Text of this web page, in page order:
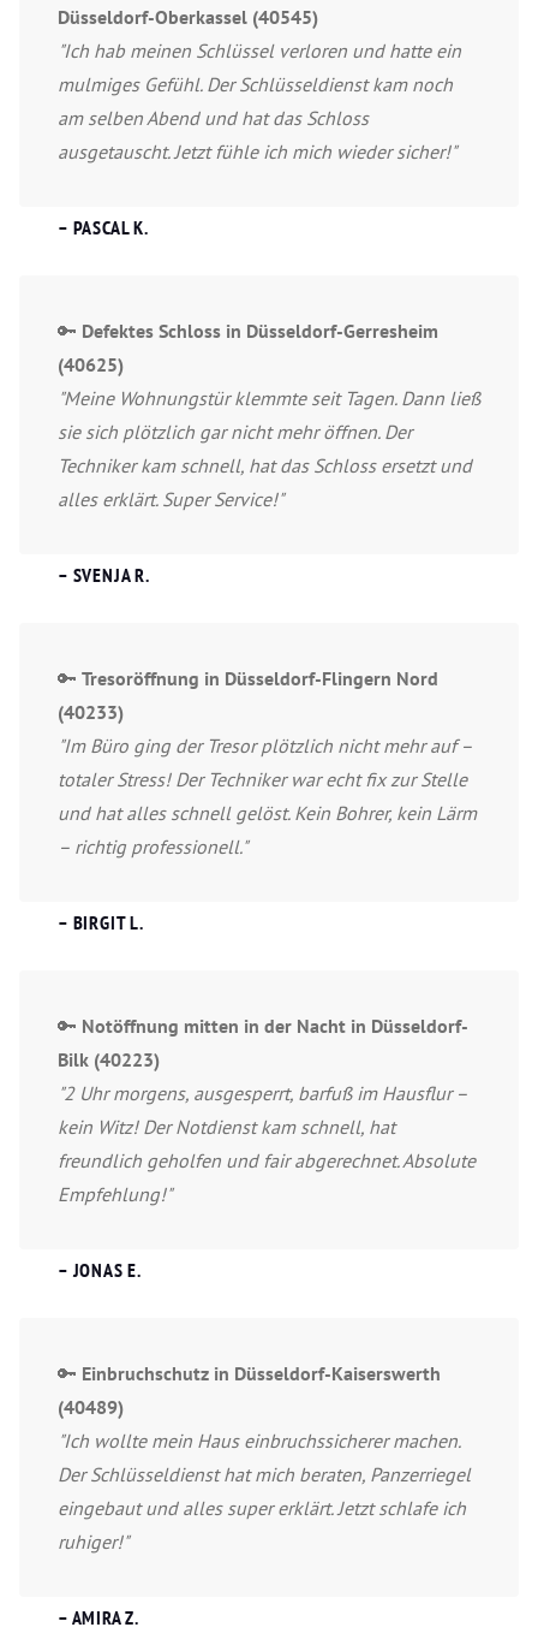
Düsseldorf-Oberkassel (40545)
"Ich hab meinen Schlüssel verloren und hatte ein
mulmiges Gefühl. Der Schlüsseldienst kam noch
am selben Abend und hat das Schloss
ausgetauscht. Jetzt fühle ich mich wieder sicher!"
– PASCAL K.
🔑 Defektes Schloss in Düsseldorf-Gerresheim
(40625)
"Meine Wohnungstür klemmte seit Tagen. Dann ließ
sie sich plötzlich gar nicht mehr öffnen. Der
Techniker kam schnell, hat das Schloss ersetzt und
alles erklärt. Super Service!"
– SVENJA R.
🔑 Tresoröffnung in Düsseldorf-Flingern Nord
(40233)
"Im Büro ging der Tresor plötzlich nicht mehr auf –
totaler Stress! Der Techniker war echt fix zur Stelle
und hat alles schnell gelöst. Kein Bohrer, kein Lärm
– richtig professionell."
– BIRGIT L.
🔑 Notöffnung mitten in der Nacht in Düsseldorf-
Bilk (40223)
"2 Uhr morgens, ausgesperrt, barfuß im Hausflur –
kein Witz! Der Notdienst kam schnell, hat
freundlich geholfen und fair abgerechnet. Absolute
Empfehlung!"
– JONAS E.
🔑 Einbruchschutz in Düsseldorf-Kaiserswerth
(40489)
"Ich wollte mein Haus einbruchssicherer machen.
Der Schlüsseldienst hat mich beraten, Panzerriegel
eingebaut und alles super erklärt. Jetzt schlafe ich
ruhiger!"
– AMIRA Z.